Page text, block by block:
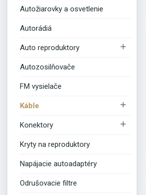
Autožiarovky a osvetlenie
Autorádiá
Auto reproduktory 
Autozosilňovače
FM vysielače
Káble 
Konektory 
Kryty na reproduktory
Napájacie autoadaptéry
Odrušovacie filtre